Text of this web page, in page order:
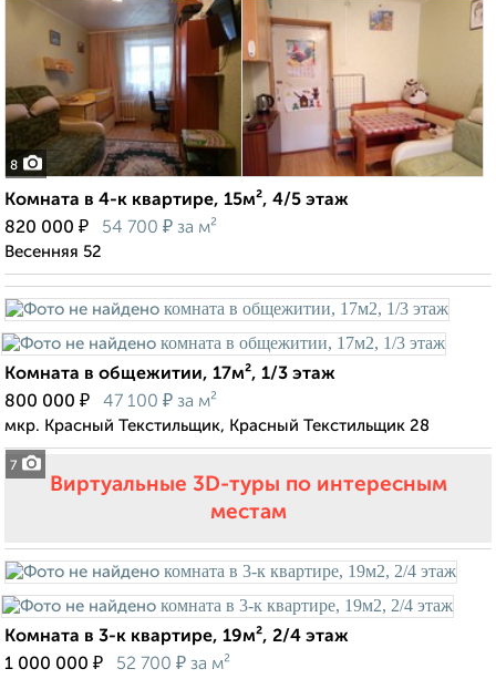
8
Комната в 4-к квартире, 15м², 4/5 этаж
820 000 ₽ 54 700 ₽ за м²
Весенняя 52
7
Комната в общежитии, 17м², 1/3 этаж
800 000 ₽ 47 100 ₽ за м²
мкр. Красный Текстильщик, Красный Текстильщик 28
Виртуальные 3D-туры по интересным
местам
Комната в 3-к квартире, 19м², 2/4 этаж
1 000 000 ₽ 52 700 ₽ за м²